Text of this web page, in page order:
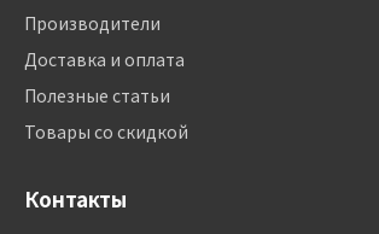
Производители
Доставка и оплата
Полезные статьи
Товары со скидкой
Контакты